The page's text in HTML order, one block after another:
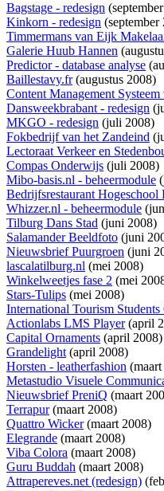
Bagstage - redesign
Kinkorn - redesign (september
Timmermans van Eijk
Galerie Huub Hannen
Predictor - database analyse
Baillestavy.fr(augustus 2008)
Content Management Systeem
Dansweekbrabant - redesign
MKGO - redesign (juli 2008)
Fokbedrijf van het Zandeind
Lectoraat Verkeer en
Compas Onderwijs (juli 2008)
Mibo-basis.nl - beheermodule
Bedrijfsrestaurant Hogeschool
Whizzer.nl - beheermodule
Tilburg Dans Stad (juni 2008)
Salamander Beeldfoto (juni
Nieuwsbrief Puurgroen (juni
lascalatilburg.nl (mei 2008)
Winkelweetjes fase 2 (mei
Stars-Tulips (mei 2008)
International Tourism Students
Actionlabs LMS Player(april
Capital Ornaments (april 2008)
Grandelight(april 2008)
Horsten - leatherfashion
Metastudio Visuele
Nieuwsbrief PreniQ (maart
Terrapur(maart 2008)
Quattro Wicker(maart 2008)
Elegrande (maart 2008)
Viba Colora (maart 2008)
Guru Buddah (maart 2008)
Attrapereves.net (redesign)